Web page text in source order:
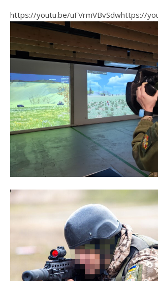
https://youtu.be/uFVrmVBvSdwhttps://